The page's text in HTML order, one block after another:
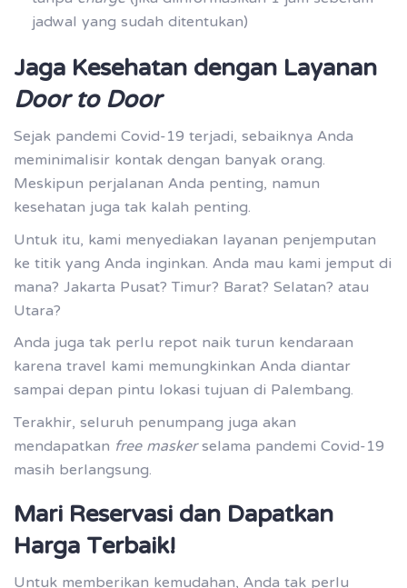
jadwal yang sudah ditentukan)
Jaga Kesehatan dengan Layanan
Door to Door
Sejak pandemi Covid-19 terjadi, sebaiknya Anda
meminimalisir kontak dengan banyak orang.
Meskipun perjalanan Anda penting, namun
kesehatan juga tak kalah penting.
Untuk itu, kami menyediakan layanan penjemputan
ke titik yang Anda inginkan. Anda mau kami jemput di
mana? Jakarta Pusat? Timur? Barat? Selatan? atau
Utara?
Anda juga tak perlu repot naik turun kendaraan
karena travel kami memungkinkan Anda diantar
sampai depan pintu lokasi tujuan di Palembang.
Terakhir, seluruh penumpang juga akan
mendapatkanfree maskerselama pandemi Covid-19
masih berlangsung.
Mari Reservasi dan Dapatkan
Harga Terbaik!